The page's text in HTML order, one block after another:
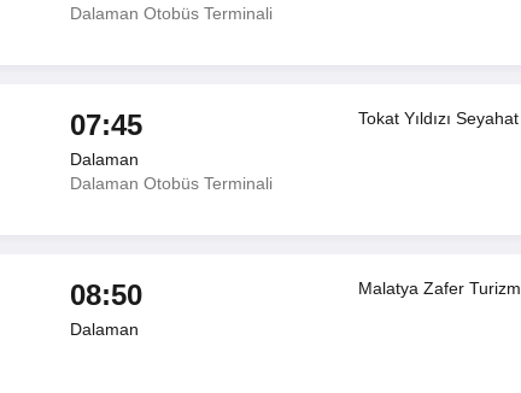
Dalaman Otobüs Terminali
07:45
Dalaman
Dalaman Otobüs Terminali
Tokat Yıldızı Seyahat
08:50
Dalaman
Malatya Zafer Turizm